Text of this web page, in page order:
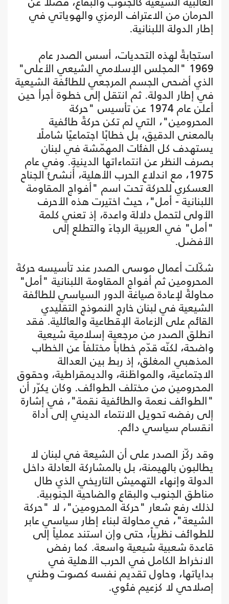
الحرمان من الاعتراف الرمزي والهوياتي في
إطار الدولة اللبنانية.
استجابةً لهذه التحديات، أسس الصدر عام
1969 "المجلس الإسلامي الشيعي الأعلى"
الذي أضحى الجسم المرجعي للطائفة الشيعية
في إطار الدولة. ثم انتقل إلى خطوة أجرأ حين
أعلن عام 1974 عن تأسيس "حركة
المحرومين"، التي لم تكن حركةً طائفية
بالمعنى الدقيق، بل خطابًا اجتماعيًا شاملًا
يستهدف كل الفئات المهمّشة في لبنان
بصرف النظر عن انتماءاتها الدينية. وفي عام
1975، مع اندلاع الحرب الأهلية، أُنشئ الجناح
العسكري للحركة تحت اسم "أفواج المقاومة
اللبنانية - أمل"، حيث اختيرت هذه الأحرف
الأولى لتحمل دلالة واعدة، إذ تعني كلمة
"أمل" في العربية الرجاءَ والتطلع إلى
الأفضل.
شكّلت أعمال موسى الصدر عند تأسيسه حركةَ
المحرومين ثم أفواج المقاومة اللبنانية "أمل"
محاولةً لإعادة صياغة الدور السياسي للطائفة
الشيعية في لبنان خارج النموذج التقليدي
القائم على الزعامة الإقطاعية والعائلية. فقد
انطلق الصدر من مرجعية إسلامية شيعية
واضحة، لكنّه قدّم خطاباً مختلفاً عن الخطاب
المذهبي المغلق، إذ ربط بين العدالة
الاجتماعية، والمواطَنة، والديمقراطية، وحقوق
المحرومين من مختلف الطوائف. وكان يكرّر أن
"الطوائف نعمة والطائفية نقمة"، في إشارة
إلى رفضه تحويل الانتماء الديني إلى أداة
انقسام سياسي دائم.
وقد ركّز الصدر على أن الشيعة في لبنان لا
يطالبون بالهيمنة، بل بالمشاركة العادلة داخل
الدولة وإنهاء التهميش التاريخي الذي طال
مناطق الجنوب والبقاع والضاحية الجنوبية.
لذلك رفع شعار "حركة المحرومين"، لا "حركة
الشيعة"، في محاولة لبناء إطار سياسي عابر
للطوائف نظرياً، حتى وإن استند عملياً إلى
قاعدة شعبية شيعية واسعة. كما رفض
الانخراط الكامل في الحرب الأهلية في
بداياتها، وحاول تقديم نفسه كصوت وطني
إصلاحي لا كزعيم فئوي.